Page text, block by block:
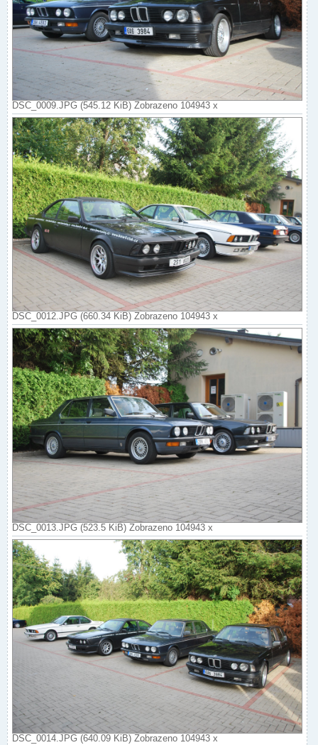
DSC_0009.JPG (545.12 KiB) Zobrazeno 104943 x
DSC_0012.JPG (660.34 KiB) Zobrazeno 104943 x
DSC_0013.JPG (523.5 KiB) Zobrazeno 104943 x
DSC_0014.JPG (640.09 KiB) Zobrazeno 104943 x